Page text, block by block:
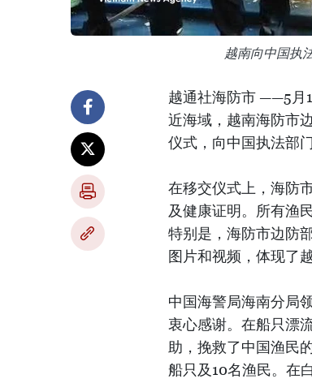
越南向中国执
越通社海防市 ——5月
近海域，越南海防市
仪式，向中国执法部
在移交仪式上，海防
及健康证明。所有渔
特别是，海防市边防
图片和视频，体现了
中国海警局海南分局
衷心感谢。在船只漂
助，挽救了中国渔民
船只及10名渔民。在